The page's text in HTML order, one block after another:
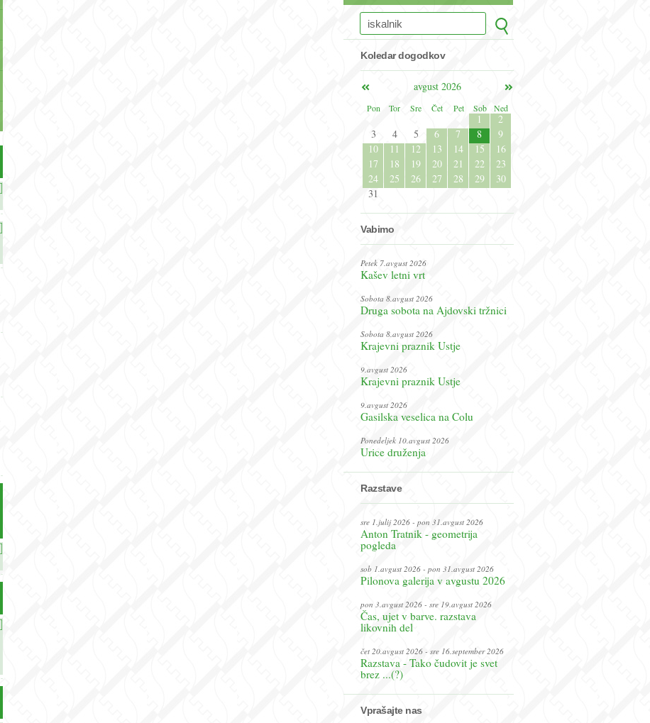
Koledar dogodkov
avgust 2026
Pon
Tor Sre Čet Pet Sob Ned
1
2
3
4 5 6 7 8
9
10
11 12 13 14 15
16
17
18 19 20 21 22
23
24
25 26 27 28 29
30
31
Vabimo
Petek 7.avgust 2026
Kašev letni vrt
Sobota 8.avgust 2026
Druga sobota na Ajdovski tržnici
Sobota 8.avgust 2026
Krajevni praznik Ustje
9.avgust 2026
Krajevni praznik Ustje
9.avgust 2026
Gasilska veselica na Colu
Ponedeljek 10.avgust 2026
Urice druženja
Razstave
sre 1.julij 2026 - pon 31.avgust 2026
Anton Tratnik - geometrija
pogleda
sob 1.avgust 2026 - pon 31.avgust 2026
Pilonova galerija v avgustu 2026
pon 3.avgust 2026 - sre 19.avgust 2026
Čas, ujet v barve. razstava
likovnih del
čet 20.avgust 2026 - sre 16.september 2026
Razstava - Tako čudovit je svet
brez ...(?)
Vprašajte nas